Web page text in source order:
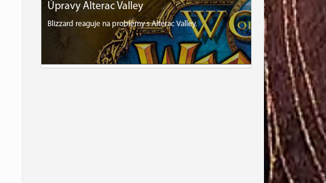
Úpravy Alterac Valley
Blizzard reaguje na problémy s Alterac Valley.